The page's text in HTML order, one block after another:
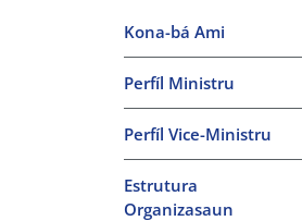
Kona-bá Ami
Perfíl Ministru
Perfíl Vice-Ministru
Estrutura
Organizasaun